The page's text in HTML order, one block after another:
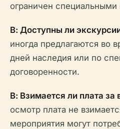
ограничен
В: Доступны ли
иногда предлагаются во
дней наследия или по
договоренности.
В: Взимается ли плата за
осмотр плата не
мероприятия могут